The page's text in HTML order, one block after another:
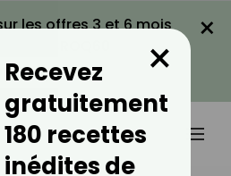
les offres 3 et 6 mois
LA PROMO
×
Recevez
gratuitement
180 recettes
inédites de
×